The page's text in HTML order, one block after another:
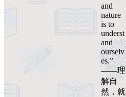
and
nature
is to
underst
and
ourselv
es.”
——理
解自
然，就